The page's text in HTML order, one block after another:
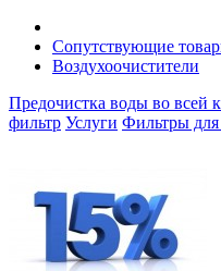
Сопутствующие
Воздухоочистители
Предочистка воды во всей
фильтр Услуги Фильтры